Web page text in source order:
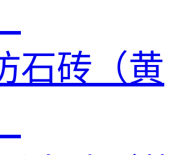
石砖（黄